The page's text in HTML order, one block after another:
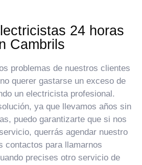
24 horas
Cambrils
problemas de nuestros clientes
querer gastarse un exceso de
un electricista profesional.
ya que llevamos años sin
puedo garantizarte que si nos
querrás agendar nuestro
contactos para llamarnos
precises otro servicio de